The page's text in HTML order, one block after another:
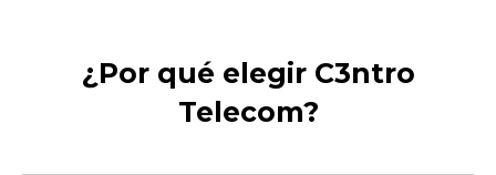
¿Por qué elegir C3ntro
Telecom?